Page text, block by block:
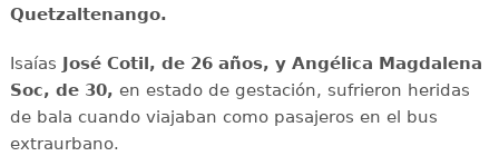
Quetzaltenango.
Isaías José Cotil, de 26 años, y Angélica Magdalena
Soc, de 30, en estado de gestación, sufrieron heridas
de bala cuando viajaban como pasajeros en el bus
extraurbano.